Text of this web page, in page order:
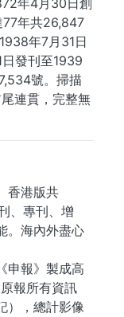
年4月30日創
年共26,847
年7月31日
發刊至1939
號。掃描
連貫，完整無
香港版共
、專刊、增
。海內外盡心
申報》製成高
報所有資訊
），總計影像